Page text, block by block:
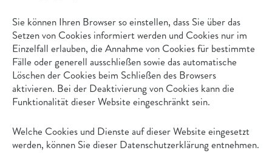
Sie können Ihren Browser so einstellen, dass Sie über das
Setzen von Cookies informiert werden und Cookies nur im
Einzelfall erlauben, die Annahme von Cookies für bestimmte
Fälle oder generell ausschließen sowie das automatische
Löschen der Cookies beim Schließen des Browsers
aktivieren. Bei der Deaktivierung von Cookies kann die
Funktionalität dieser Website eingeschränkt sein.
Welche Cookies und Dienste auf dieser Website eingesetzt
werden, können Sie dieser Datenschutzerklärung entnehmen.